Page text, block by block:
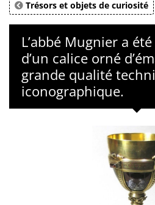
Trésors et objets de curiosité
L’abbé Mugnier a
d’un calice orné
grande qualité
iconographique.